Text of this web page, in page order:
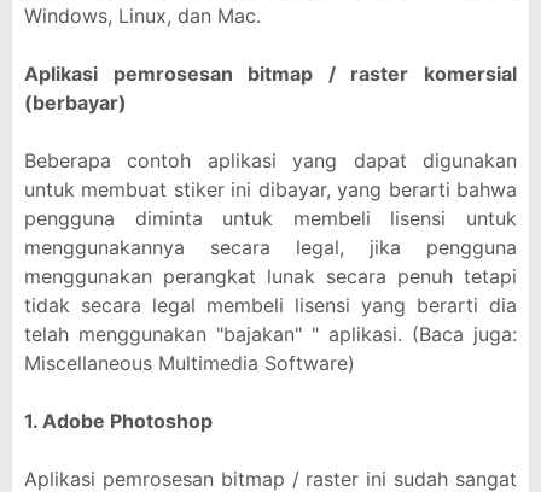
Windows, Linux, dan Mac.
Aplikasi pemrosesan bitmap / raster komersial
(berbayar)
Beberapa contoh aplikasi yang dapat digunakan
untuk membuat stiker ini dibayar, yang berarti bahwa
pengguna diminta untuk membeli lisensi untuk
menggunakannya secara legal, jika pengguna
menggunakan perangkat lunak secara penuh tetapi
tidak secara legal membeli lisensi yang berarti dia
telah menggunakan "bajakan" " aplikasi. (Baca juga:
Miscellaneous Multimedia Software)
1. Adobe Photoshop
Aplikasi pemrosesan bitmap / raster ini sudah sangat